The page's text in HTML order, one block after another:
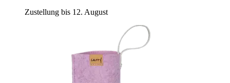
Zustellung bis 12. August